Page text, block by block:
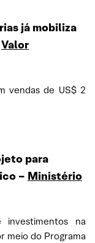
já mobiliza
Valor
vendas de US$ 2
para
– Ministério
na
meio do Programa